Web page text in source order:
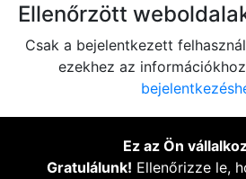
Ellenőrzött
Csak a bejelentkezett
ezekhez az
Ez az Ön
Gratulálunk! Ellenőrizze le,